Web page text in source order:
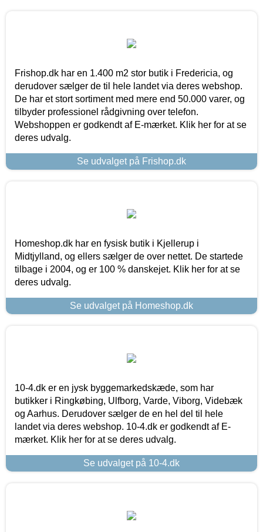
Frishop.dk har en 1.400 m2 stor butik i Fredericia, og
derudover sælger de til hele landet via deres webshop.
De har et stort sortiment med mere end 50.000 varer, og
tilbyder professionel rådgivning over telefon.
Webshoppen er godkendt af E-mærket. Klik her for at se
deres udvalg.
Se udvalget på Frishop.dk
Homeshop.dk har en fysisk butik i Kjellerup i
Midtjylland, og ellers sælger de over nettet. De startede
tilbage i 2004, og er 100 % danskejet. Klik her for at se
deres udvalg.
Se udvalget på Homeshop.dk
10-4.dk er en jysk byggemarkedskæde, som har
butikker i Ringkøbing, Ulfborg, Varde, Viborg, Videbæk
og Aarhus. Derudover sælger de en hel del til hele
landet via deres webshop. 10-4.dk er godkendt af E-
mærket. Klik her for at se deres udvalg.
Se udvalget på 10-4.dk